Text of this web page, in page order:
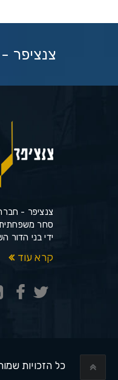
צנציפר
צנציפר -
סחר
ידי בני הדור
קרא עוד
כל הזכויות שמורות ©